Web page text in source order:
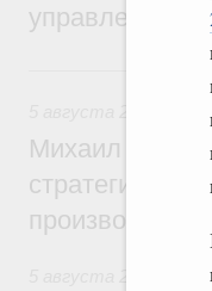
управления
Михаил